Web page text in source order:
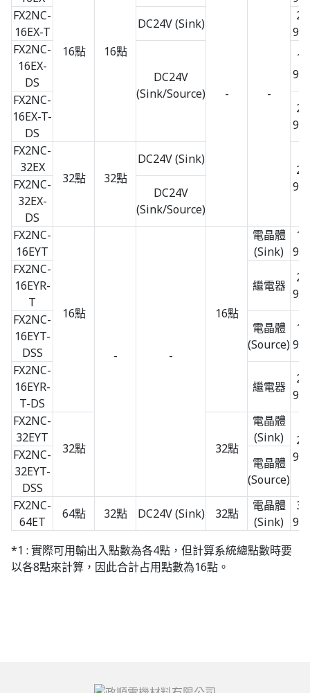
16點 16點
- -
FX2NC-
16EX-T
DC24V (Sink)
90
FX2NC-
16EX-
DS
DC24V
(Sink/Source)
90
FX2NC-
16EX-T-
DS
90
FX2NC-
32EX
32點 32點
DC24V (Sink)
90
FX2NC-
32EX-
DS
DC24V
(Sink/Source)
FX2NC-
16EYT
16點
- -
16點
電晶體
(Sink) 90
FX2NC-
16EYR-
T
繼電器
90
FX2NC-
16EYT-
DSS
電晶體
(Source)90
FX2NC-
16EYR-
T-DS
繼電器
90
FX2NC-
32EYT
32點 32點
電晶體
(Sink)
90
FX2NC-
32EYT-
DSS
電晶體
(Source)
FX2NC-
64ET
64點 32點 DC24V (Sink) 32點
電晶體
(Sink) 90
*1 : 實際可用輸出入點數為各4點，但計算系統總點數時要
以各8點來計算，因此合計占用點數為16點。